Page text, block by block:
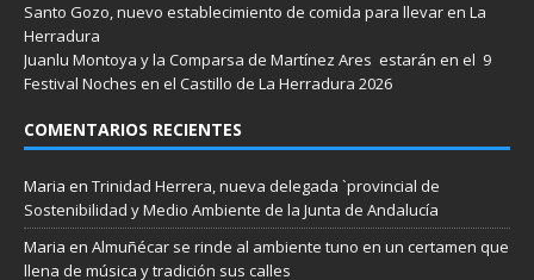
Santo Gozo, nuevo establecimiento de comida para llevar en La
Herradura
Juanlu Montoya y la Comparsa de Martínez Ares estarán en el 9
Festival Noches en el Castillo de La Herradura 2026
COMENTARIOS RECIENTES
Maria en Trinidad Herrera, nueva delegada `provincial de
Sostenibilidad y Medio Ambiente de la Junta de Andalucía
Maria en Almuñécar se rinde al ambiente tuno en un certamen que
llena de música y tradición sus calles